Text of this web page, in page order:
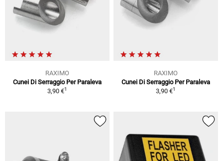
RAXIMO
Cunei Di Serraggio Per Paraleva
3,90 €1
RAXIMO
Cunei Di Serraggio Per Paraleva
3,90 €1